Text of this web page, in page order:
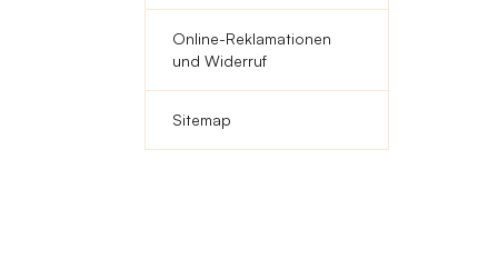
Online-Reklamationen
und Widerruf
Sitemap